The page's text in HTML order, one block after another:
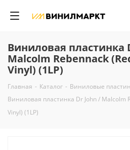
Виниловая пластинка
Malcolm Rebennack
Vinyl) (1LP)
Главная - Каталог - Виниловые
Виниловая пластинка Dr John / Malcolm
Vinyl) (1LP)